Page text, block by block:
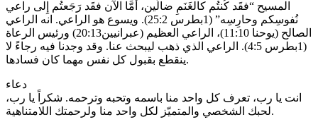
المسيح “فقَد كُنتُم كالغَنَمِ ضالِّين، أَمَّا الآن فقَد رَجَعتُم إِلى راعي
نُفوسِكم وحارِسِه” (1بطرس 25:2). ويسوع هو الراعي. انه الراعي
الصالح (يوحنا 11:10)، الراعي العظيم (عبرانيين20:13) ورئيس الرعاة
(1بطرس 4:5). الراعي الذي ذهب ليبحث عنا. وقد وجدنا فيه رجاءً لا
ينقطع بقبول كل نفس مهما كان فسادها.
دعاء
انت يا رب، تعرف كل واحد منا باسمه وتحبه وترحمه. شكراً يا رب،
لحبك الشخصي والمتميّز لكل واحد منا ولرحمتك اللامتناهية.